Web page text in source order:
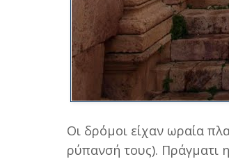
Οι δρόμοι είχαν ωραία
ρύπανσή τους). Πράγματι